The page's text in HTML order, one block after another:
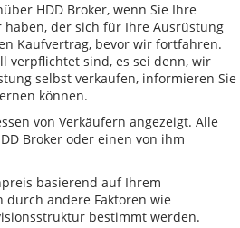
HDD Broker, wenn Sie Ihre
der sich für Ihre Ausrüstung
Kaufvertrag, bevor wir fortfahren.
verpflichtet sind, es sei denn, wir
selbst verkaufen, informieren Sie
können.
von Verkäufern angezeigt. Alle
Broker oder einen von ihm
basierend auf Ihrem
durch andere Faktoren wie
bestimmt werden.